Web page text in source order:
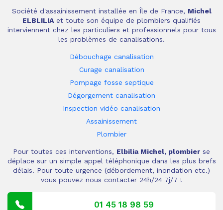
Société d'assainissement installée en Île de France, Michel
ELBLILIA et toute son équipe de plombiers qualifiés
interviennent chez les particuliers et professionnels pour tous
les problèmes de canalisations.
Débouchage canalisation
Curage canalisation
Pompage fosse septique
Dégorgement canalisation
Inspection vidéo canalisation
Assainissement
Plombier
Pour toutes ces interventions, Elbilia Michel, plombier se
déplace sur un simple appel téléphonique dans les plus brefs
délais. Pour toute urgence (débordement, inondation etc.)
vous pouvez nous contacter 24h/24 7j/7 !
01 45 18 98 59